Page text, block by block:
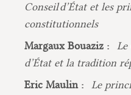
Conseil d’État et les
constitutionnels
Margaux Bouaziz :
Le
d’État et la tradition
Eric Maulin :
Le